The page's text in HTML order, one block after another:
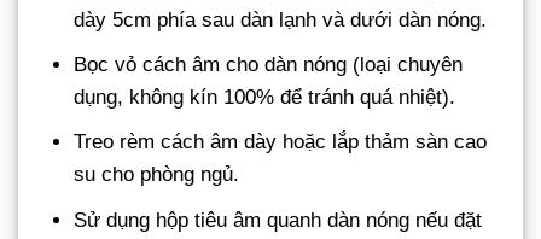
dày 5cm phía sau dàn lạnh và dưới dàn nóng.
Bọc vỏ cách âm cho dàn nóng (loại chuyên
dụng, không kín 100% để tránh quá nhiệt).
Treo rèm cách âm dày hoặc lắp thảm sàn cao
su cho phòng ngủ.
Sử dụng hộp tiêu âm quanh dàn nóng nếu đặt